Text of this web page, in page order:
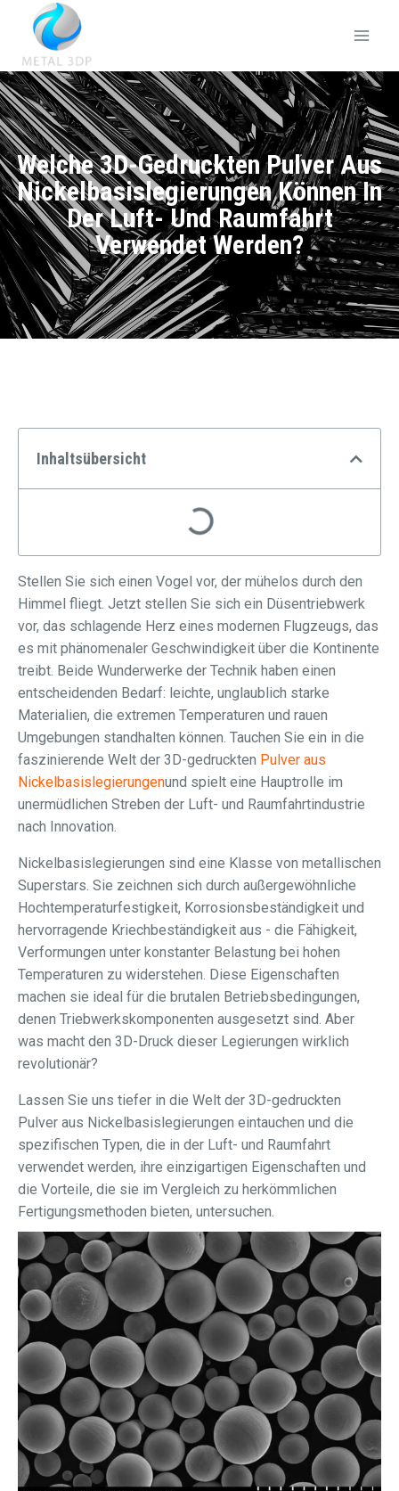
Welche 3D-Gedruckten Pulver Aus
Nickelbasislegierungen Können In
Der Luft- Und Raumfahrt
Verwendet Werden?
Inhaltsübersicht
Stellen Sie sich einen Vogel vor, der mühelos durch den
Himmel fliegt. Jetzt stellen Sie sich ein Düsentriebwerk
vor, das schlagende Herz eines modernen Flugzeugs, das
es mit phänomenaler Geschwindigkeit über die Kontinente
treibt. Beide Wunderwerke der Technik haben einen
entscheidenden Bedarf: leichte, unglaublich starke
Materialien, die extremen Temperaturen und rauen
Umgebungen standhalten können. Tauchen Sie ein in die
faszinierende Welt der 3D-gedruckten Pulver aus
Nickelbasislegierungenund spielt eine Hauptrolle im
unermüdlichen Streben der Luft- und Raumfahrtindustrie
nach Innovation.
Nickelbasislegierungen sind eine Klasse von metallischen
Superstars. Sie zeichnen sich durch außergewöhnliche
Hochtemperaturfestigkeit, Korrosionsbeständigkeit und
hervorragende Kriechbeständigkeit aus - die Fähigkeit,
Verformungen unter konstanter Belastung bei hohen
Temperaturen zu widerstehen. Diese Eigenschaften
machen sie ideal für die brutalen Betriebsbedingungen,
denen Triebwerkskomponenten ausgesetzt sind. Aber
was macht den 3D-Druck dieser Legierungen wirklich
revolutionär?
Lassen Sie uns tiefer in die Welt der 3D-gedruckten
Pulver aus Nickelbasislegierungen eintauchen und die
spezifischen Typen, die in der Luft- und Raumfahrt
verwendet werden, ihre einzigartigen Eigenschaften und
die Vorteile, die sie im Vergleich zu herkömmlichen
Fertigungsmethoden bieten, untersuchen.